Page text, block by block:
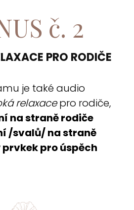
č. 2
PRO RODIČE
je také audio
relaxacepro rodiče,
na straně rodiče
/svalů/ na straně
pro úspěch